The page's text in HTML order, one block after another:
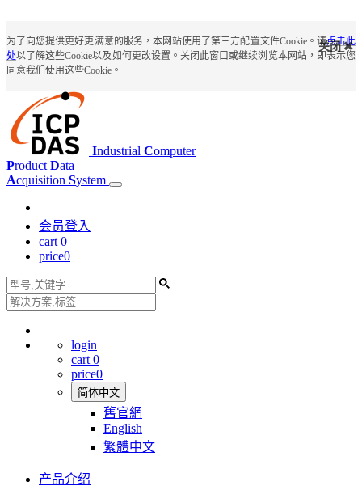
为了向您提供更好更满意的服务，本网站使用了第三方配置文件Cookie。请点击此
处以了解这些Cookie以及如何更改设置。关闭此窗口或继续浏览本网站，即表示您
同意我们使用这些Cookie。
关闭
Industrial Computer
Product Data
Acquisition System
会员登入
cart 0
price0
login
cart 0
price0
简体中文
舊官網
English
繁體中文
产品介绍